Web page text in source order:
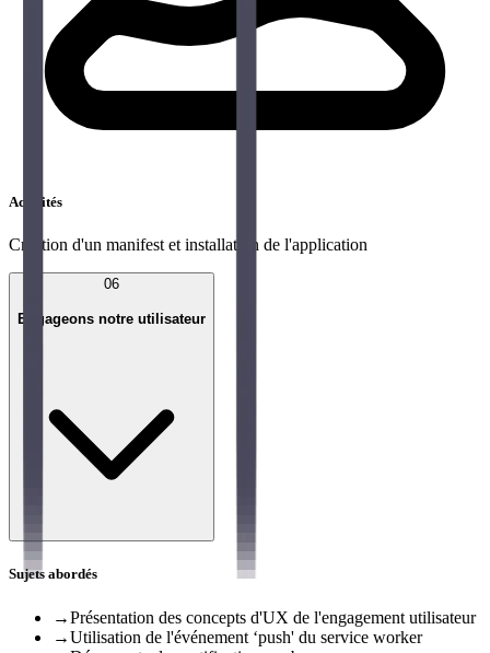
Activités
Création d'un manifest et installation de l'application
06
Engageons notre utilisateur
Sujets abordés
→Présentation des concepts d'UX de l'engagement utilisateur
→Utilisation de l'événement ‘push' du service worker